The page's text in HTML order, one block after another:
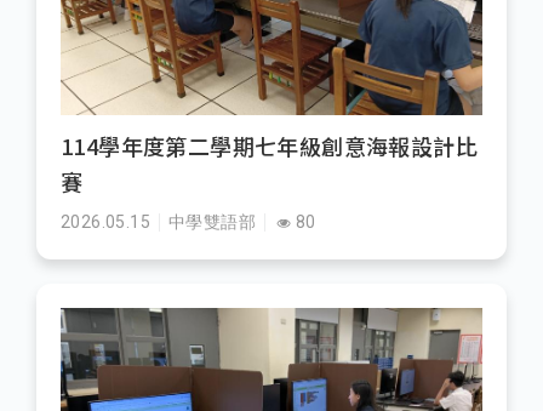
114學年度第二學期七年級創意海報設計比
賽
2026.05.15 中學雙語部 80